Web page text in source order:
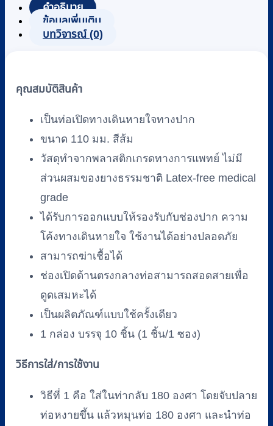
หายใจ
ทาง
(SG-
011)
ขนาด
110
mm.
(10
ชิ้น/
ถุง)
TOPSTER
ชิ้น
คำอธิบาย
ข้อมูลเพิ่มเติม
บทวิจารณ์ (0)
คุณสมบัติสินค้า
เป็นท่อเปิดทางเดินหายใจทางปาก
ขนาด 110 มม. สีส้ม
วัสดุทำจากพลาสติกเกรดทางการแพทย์ ไม่มี
ส่วนผสมของยางธรรมชาติ Latex-free medical
grade
ได้รับการออกแบบให้รองรับกับช่องปาก ความ
โค้งทางเดินหายใจ ใช้งานได้อย่างปลอดภัย
สามารถฆ่าเชื้อได้
ช่องเปิดด้านตรงกลางท่อสามารถสอดสายเพื่อ
ดูดเสมหะได้
เป็นผลิตภัณฑ์แบบใช้ครั้งเดียว
1 กล่อง บรรจุ 10 ชิ้น (1 ชิ้น/1 ซอง)
วิธีการใส่/การใช้งาน
วิธีที่ 1 คือ ใส่ในท่ากลับ 180 องศา โดยจับปลาย
ท่อหงายขึ้น แล้วหมุนท่อ 180 องศา และนำท่อ